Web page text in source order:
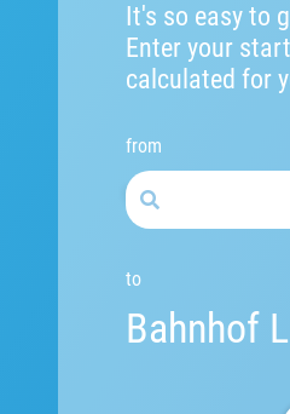
It's so easy to
Enter your
calculated for
from
to
Bahnhof